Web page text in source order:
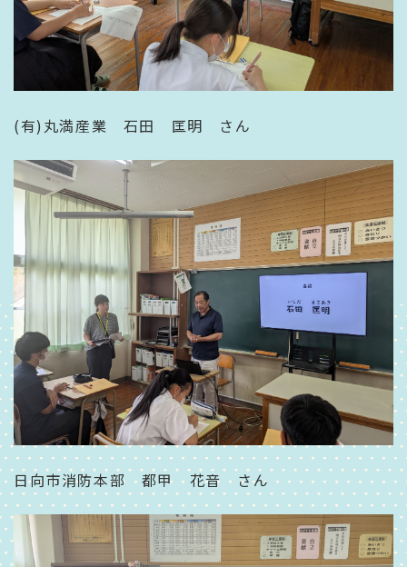
(有)丸満産業 石田 匡明 さん
日向市消防本部 都甲 花音 さん